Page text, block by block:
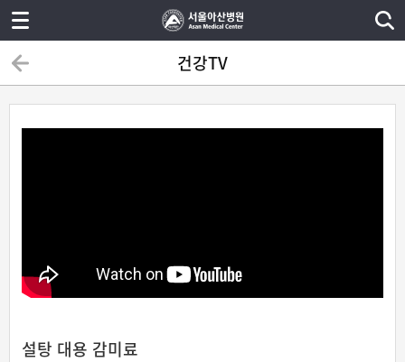
건강TV
설탕 대용 감미료